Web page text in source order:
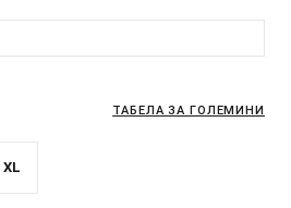
ТАБЕЛА ЗА ГОЛЕМИНИ
XL